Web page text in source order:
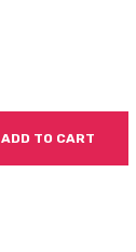
ADD TO CART